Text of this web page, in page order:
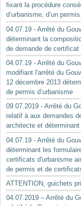
fixant la procédure
d’urbanisme, d’un
04.07.19 - Arrêté du
déterminant la
de demande de certificat
04.07.19 - Arrêté du
modifiant l'arrêté du
12 décembre 2013
de permis d’urbanisme
09.07.2019 - Arrêté du
relatif à aux demandes
architecte et
04.07.19 - Arrêté du
déterminant les
certificats d'urbanisme
de permis et de
ATTENTION, guichets
04.07.2019 – Arrêté du